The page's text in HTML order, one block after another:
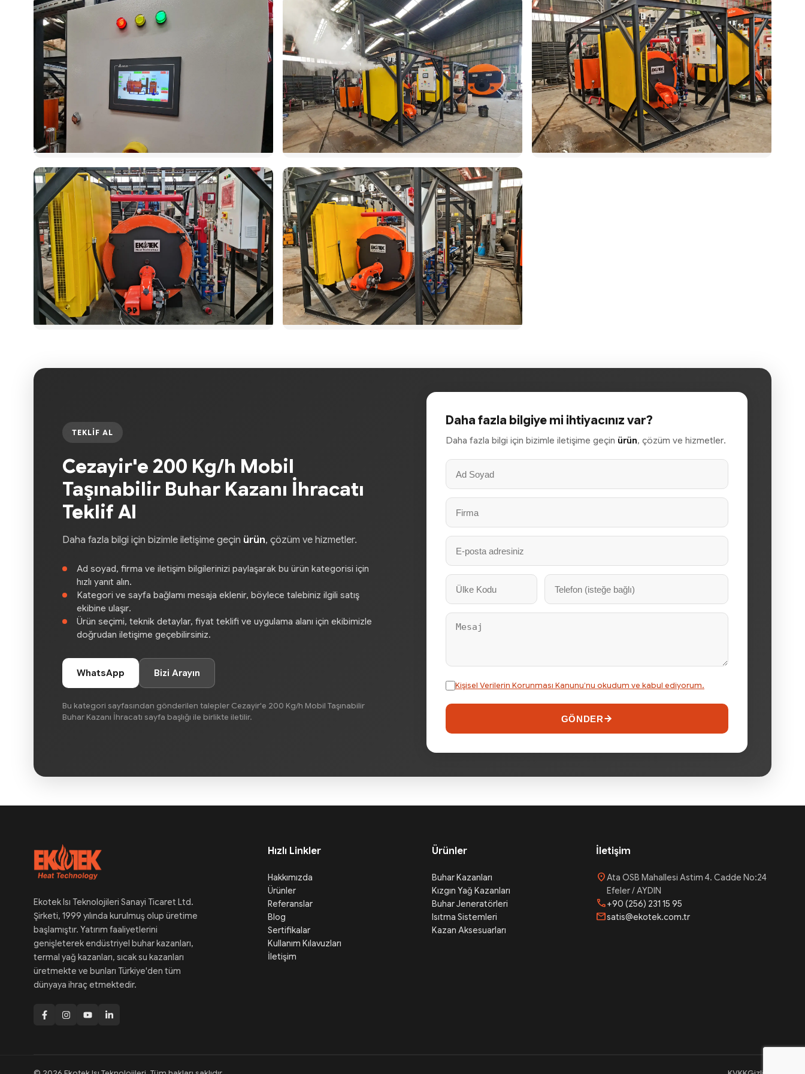
TEKLIF AL
Cezayir'e 200 Kg/h Mobil
Taşınabilir Buhar Kazanı İhracatı
Teklif Al
Daha fazla bilgi için bizimle iletişime geçin ürün, çözüm ve hizmetler.
Ad soyad, firma ve iletişim bilgilerinizi paylaşarak bu ürün kategorisi için
hızlı yanıt alın.
Kategori ve sayfa bağlamı mesaja eklenir, böylece talebiniz ilgili satış
ekibine ulaşır.
Ürün seçimi, teknik detaylar, fiyat teklifi ve uygulama alanı için ekibimizle
doğrudan iletişime geçebilirsiniz.
WhatsApp Bizi Arayın
Bu kategori sayfasından gönderilen talepler Cezayir'e 200 Kg/h Mobil Taşınabilir
Buhar Kazanı İhracatı sayfa başlığı ile birlikte iletilir.
Daha fazla bilgiye mi ihtiyacınız var?
Daha fazla bilgi için bizimle iletişime geçin ürün, çözüm ve hizmetler.
Kişisel Verilerin Korunması Kanunu’nu okudum ve kabul ediyorum.
GÖNDER
Ekotek Isı Teknolojileri Sanayi Ticaret Ltd.
Şirketi, 1999 yılında kurulmuş olup üretime
başlamıştır. Yatırım faaliyetlerini
genişleterek endüstriyel buhar kazanları,
termal yağ kazanları, sıcak su kazanları
üretmekte ve bunları Türkiye'den tüm
dünyaya ihraç etmektedir.
Hızlı Linkler
Hakkımızda
Ürünler
Referanslar
Blog
Sertifikalar
Kullanım Kılavuzları
İletişim
Ürünler
Buhar Kazanları
Kızgın Yağ Kazanları
Buhar Jeneratörleri
Isıtma Sistemleri
Kazan Aksesuarları
İletişim
location_onAta OSB Mahallesi Astim 4. Cadde No:24
Efeler / AYDIN
phone+90 (256) 231 15 95
mailsatis@ekotek.com.tr